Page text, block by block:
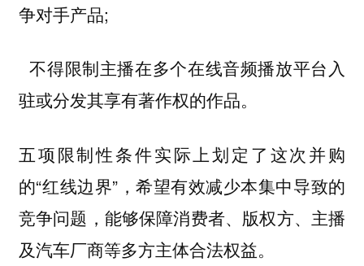
争对手产品;
不得限制主播在多个在线音频播放平台入
驻或分发其享有著作权的作品。
五项限制性条件实际上划定了这次并购
的“红线边界”，希望有效减少本集中导致的
竞争问题，能够保障消费者、版权方、主播
及汽车厂商等多方主体合法权益。